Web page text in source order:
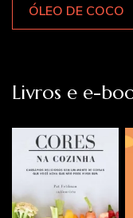
ÓLEO DE COCO
Livros e e-